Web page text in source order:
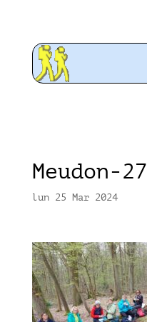
Meudon-27
lun 25 Mar 2024